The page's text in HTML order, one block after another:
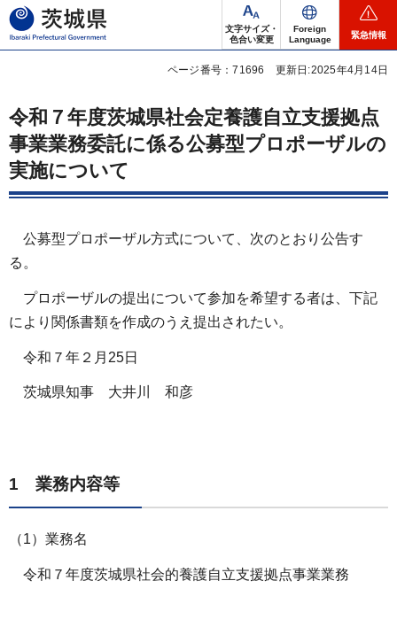
茨城県
文字サイズ・
色合い変更
Foreign
Language
緊急情報
ページ番号：71696 更新日:2025年4月14日
令和７年度茨城県社会定養護自立支援拠点
事業業務委託に係る公募型プロポーザルの
実施について
公募型プロポーザル方式について、次のとおり公告す
る。
プロポーザルの提出について参加を希望する者は、下記
により関係書類を作成のうえ提出されたい。
令和７年２月25日
茨城県知事 大井川 和彦
1 業務内容等
（1）業務名
令和７年度茨城県社会的養護自立支援拠点事業業務